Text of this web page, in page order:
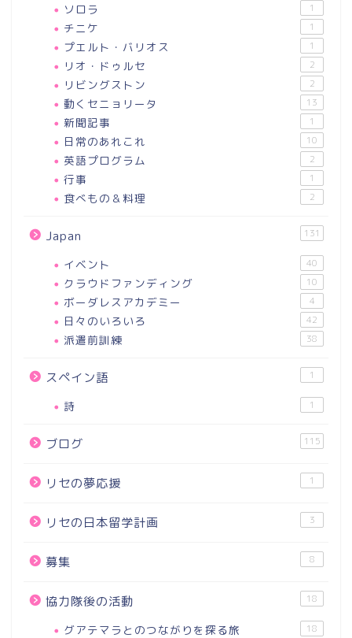
ソロラ 1
チニケ 1
プエルト・バリオス 1
リオ・ドゥルセ 2
リビングストン 2
動くセニョリータ 13
新聞記事 1
日常のあれこれ 10
英語プログラム 2
行事 1
食べもの＆料理 2
Japan 131
イベント 40
クラウドファンディング 10
ボーダレスアカデミー 4
日々のいろいろ 42
派遣前訓練 38
スペイン語 1
詩 1
ブログ 115
リセの夢応援 1
リセの日本留学計画 3
募集 8
協力隊後の活動 18
グアテマラとのつながりを探る旅 18